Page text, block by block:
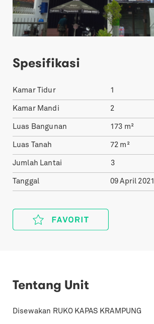
Spesifikasi
Kamar Tidur 1
Kamar Mandi 2
Luas Bangunan 173 m²
Luas Tanah 72 m²
Jumlah Lantai 3
Tanggal 09 April 2021
Tentang Unit
Disewakan RUKO KAPAS KRAMPUNG